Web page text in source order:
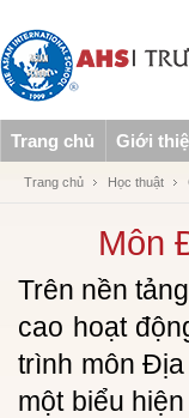
Trang chủ Giới
Trang chủ Học thuật
Môn
Trên nền
cao hoạt
trình môn
một biểu